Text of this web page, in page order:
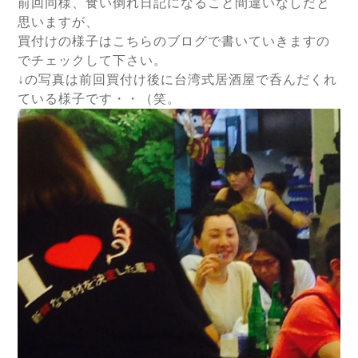
前回同様、食い倒れ日記になること間違いなしだと
思いますが、
買付けの様子はこちらのブログで書いていきますの
でチェックして下さい。
↓の写真は前回買付け後に台湾式居酒屋で呑んだくれ
ている様子です・・（笑。